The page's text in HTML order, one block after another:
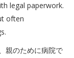
legal paperwork.
often
親のために病院で